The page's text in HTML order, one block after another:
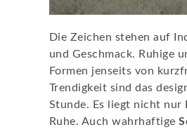
Die Zeichen stehen auf
und Geschmack. Ruhige
Formen jenseits von
Trendigkeit sind das
Stunde. Es liegt nicht nur
Ruhe. Auch wahrhaftige